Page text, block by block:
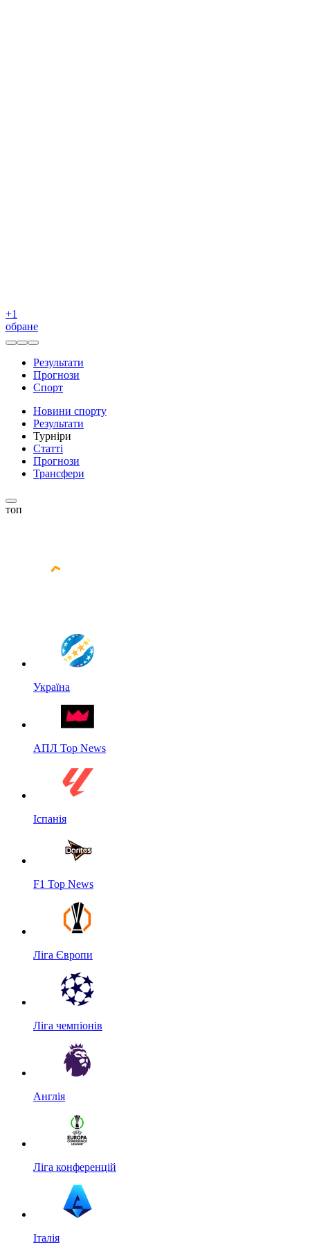
+1
обране
Результати
Прогнози
Спорт
Новини спорту
Результати
Турніри
Статті
Прогнози
Трансфери
топ
Україна
АПЛ Top News
Іспанія
F1 Top News
Ліга Європи
Ліга чемпіонів
Англія
Ліга конференцій
Італія